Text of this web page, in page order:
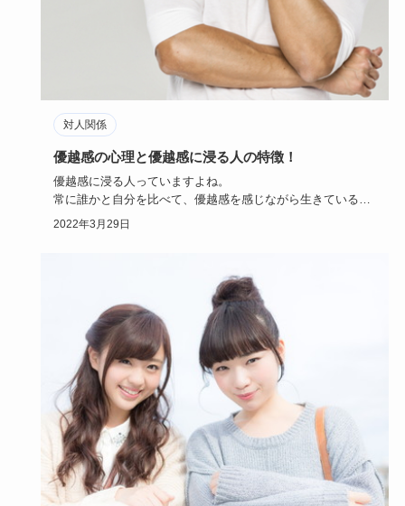
対人関係
優越感の心理と優越感に浸る人の特徴！
優越感に浸る人っていますよね。
常に誰かと自分を比べて、優越感を感じながら生きている人
は周りから煙たがられがちです。
2022年3月29日